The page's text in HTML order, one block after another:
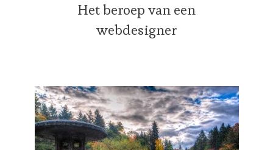
Het beroep van een
webdesigner